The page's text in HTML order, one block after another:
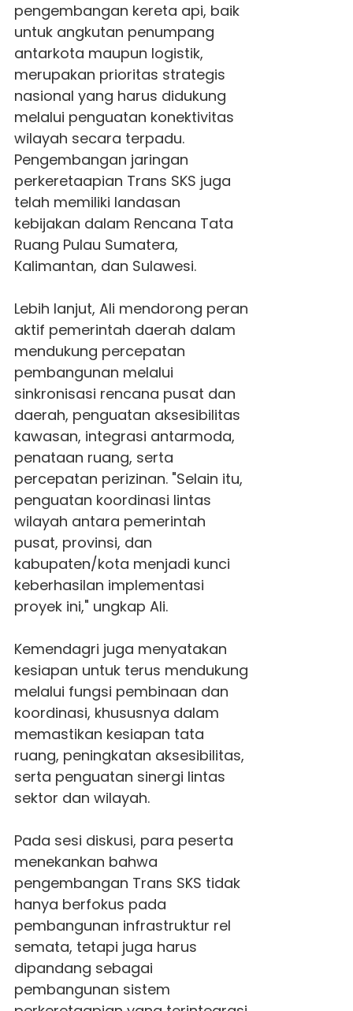
pengembangan kereta api, baik
untuk angkutan penumpang
antarkota maupun logistik,
merupakan prioritas strategis
nasional yang harus didukung
melalui penguatan konektivitas
wilayah secara terpadu.
Pengembangan jaringan
perkeretaapian Trans SKS juga
telah memiliki landasan
kebijakan dalam Rencana Tata
Ruang Pulau Sumatera,
Kalimantan, dan Sulawesi.
Lebih lanjut, Ali mendorong peran
aktif pemerintah daerah dalam
mendukung percepatan
pembangunan melalui
sinkronisasi rencana pusat dan
daerah, penguatan aksesibilitas
kawasan, integrasi antarmoda,
penataan ruang, serta
percepatan perizinan. "Selain itu,
penguatan koordinasi lintas
wilayah antara pemerintah
pusat, provinsi, dan
kabupaten/kota menjadi kunci
keberhasilan implementasi
proyek ini," ungkap Ali.
Kemendagri juga menyatakan
kesiapan untuk terus mendukung
melalui fungsi pembinaan dan
koordinasi, khususnya dalam
memastikan kesiapan tata
ruang, peningkatan aksesibilitas,
serta penguatan sinergi lintas
sektor dan wilayah.
Pada sesi diskusi, para peserta
menekankan bahwa
pengembangan Trans SKS tidak
hanya berfokus pada
pembangunan infrastruktur rel
semata, tetapi juga harus
dipandang sebagai
pembangunan sistem